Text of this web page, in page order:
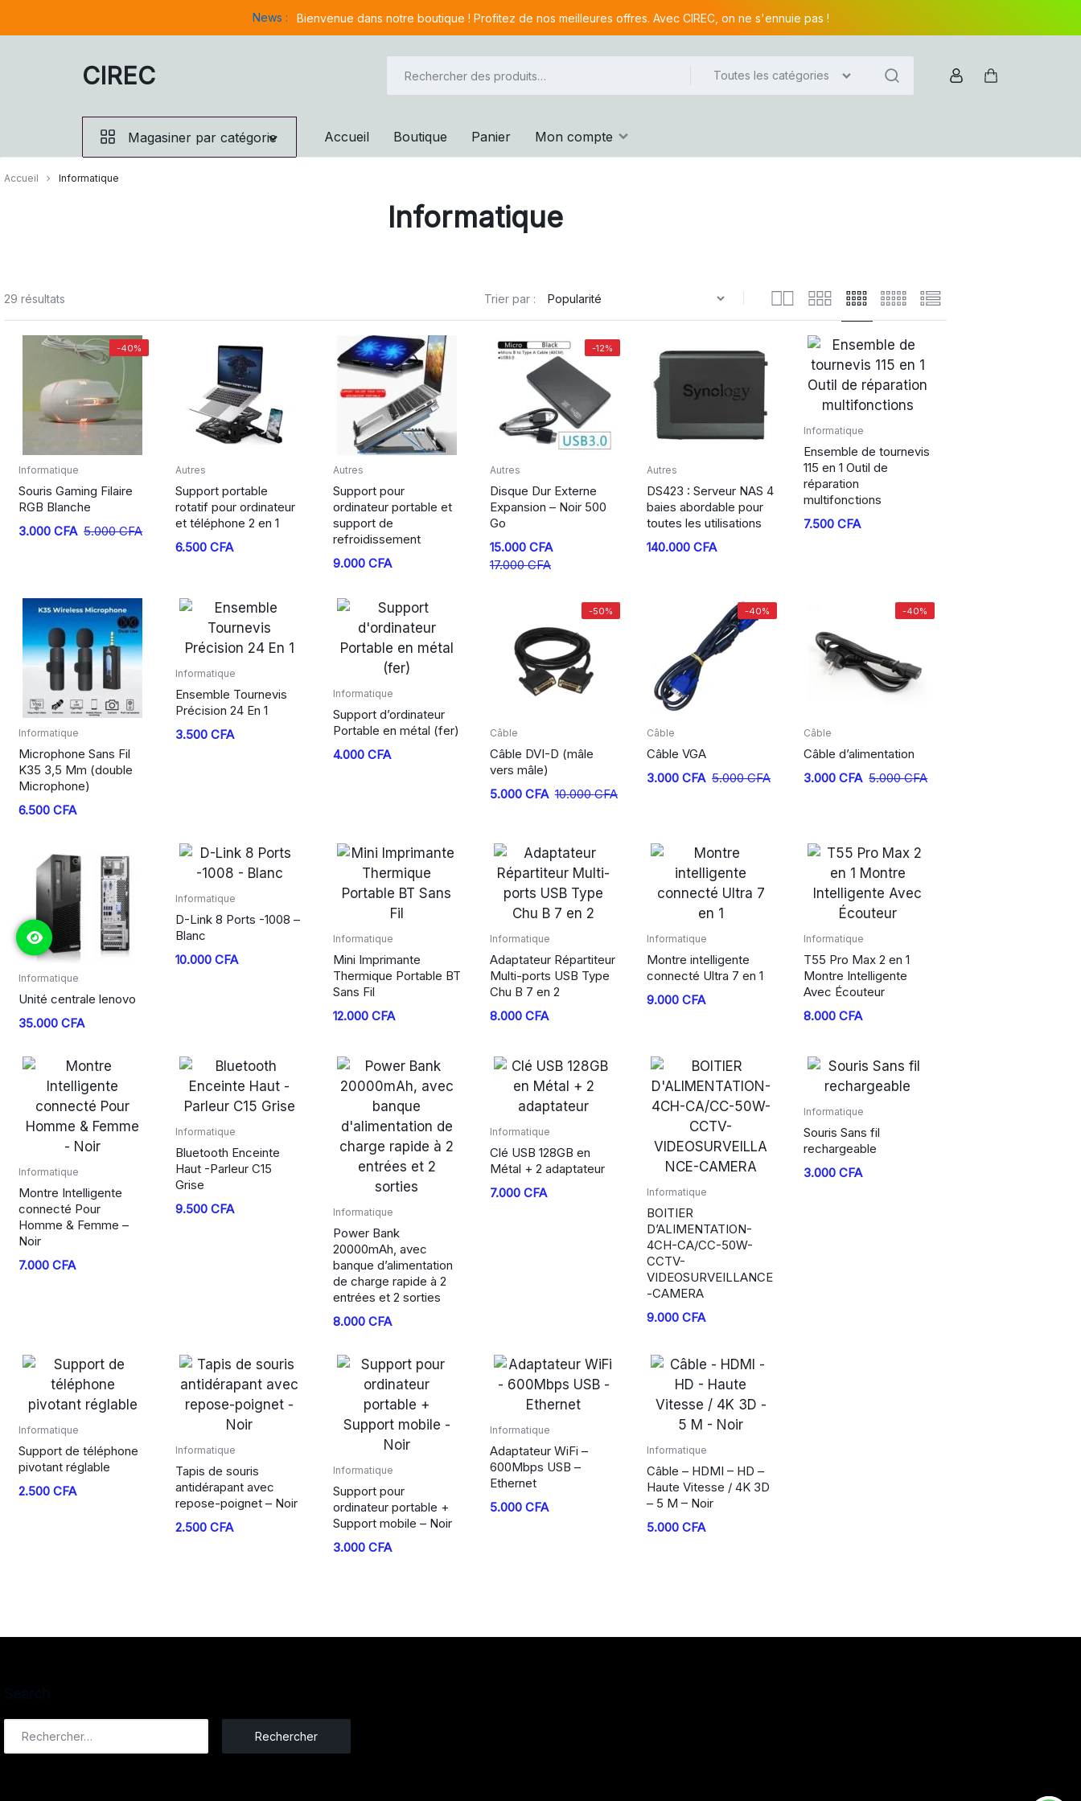
News : Bienvenue dans notre boutique ! Profitez de nos meilleures offres. Avec CIREC, on ne s'ennuie pas !
CIREC
Toutes les catégories
Magasiner par catégorie Accueil Boutique Panier Mon compte
Accueil Informatique
Informatique
29 résultats Trier par :
-40%
Informatique
Souris Gaming Filaire
RGB Blanche
5.000CFA
Le
5.000 CFA.
3.000 CFA
Le
3.000 CFA.
Autres
Support portable
rotatif pour ordinateur
et téléphone 2 en 1
6.500CFA
Autres
Support pour
ordinateur portable et
support de
refroidissement
9.000 CFA
-12%
Autres
Disque Dur Externe
Expansion – Noir 500
Go
17.000CFA
Le
prix
15.000 CFA
Le
prix
Autres
DS423 : Serveur NAS 4
baies abordable pour
toutes les utilisations
140.000 CFA
Informatique
Ensemble de tournevis
115 en 1 Outil de
réparation
multifonctions
7.500CFA
Informatique
Microphone Sans Fil
K35 3,5 Mm (double
Microphone)
6.500 CFA
Informatique
Ensemble Tournevis
Précision 24 En 1
3.500CFA
Informatique
Support d’ordinateur
Portable en métal (fer)
4.000 CFA
-50%
Câble
Câble DVI-D (mâle
vers mâle)
10.000CFA
Le
était :
10.000 CFA.
5.000 CFA
Le
est :
5.000 CFA.
-40%
Câble
Câble VGA
5.000CFA
Le
5.000 CFA.
3.000 CFA
Le
3.000 CFA.
-40%
Câble
Câble d’alimentation
5.000CFA
Le
5.000 CFA.
3.000CFA
Le
3.000 CFA.
Informatique
Unité centrale lenovo
35.000 CFA
Informatique
D-Link 8 Ports -1008 –
Blanc
10.000CFA
Informatique
Mini Imprimante
Thermique Portable BT
Sans Fil
12.000 CFA
Informatique
Adaptateur Répartiteur
Multi-ports USB Type
Chu B 7 en 2
8.000 CFA
Informatique
Montre intelligente
connecté Ultra 7 en 1
9.000 CFA
Informatique
T55 Pro Max 2 en 1
Montre Intelligente
Avec Écouteur
8.000CFA
Informatique
Montre Intelligente
connecté Pour
Homme & Femme –
Noir
7.000 CFA
Informatique
Bluetooth Enceinte
Haut -Parleur C15
Grise
9.500CFA Informatique
Power Bank
20000mAh, avec
banque d’alimentation
de charge rapide à 2
entrées et 2 sorties
8.000 CFA
Informatique
Clé USB 128GB en
Métal + 2 adaptateur
7.000 CFA Informatique
BOITIER
D’ALIMENTATION-
4CH-CA/CC-50W-
CCTV-
VIDEOSURVEILLANCE
-CAMERA
9.000 CFA
Informatique
Souris Sans fil
rechargeable
3.000CFA
Informatique
Support de téléphone
pivotant réglable
2.500 CFA
Informatique
Tapis de souris
antidérapant avec
repose-poignet – Noir
2.500CFA
Informatique
Support pour
ordinateur portable +
Support mobile – Noir
3.000 CFA
Informatique
Adaptateur WiFi –
600Mbps USB –
Ethernet
5.000 CFA
Informatique
Câble – HDMI – HD –
Haute Vitesse / 4K 3D
– 5 M – Noir
5.000 CFA